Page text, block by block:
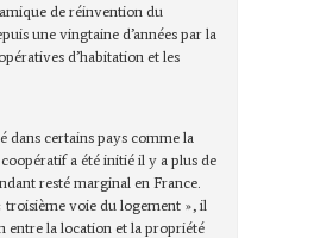
de réinvention du
une vingtaine d’années par la
d’habitation et les
dans certains pays comme la
a été initié il y a plus de
resté marginal en France.
troisième voie du logement », il
entre la location et la propriété